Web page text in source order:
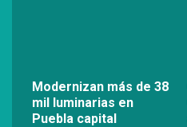
Modernizan más de 38
mil luminarias en
Puebla capital